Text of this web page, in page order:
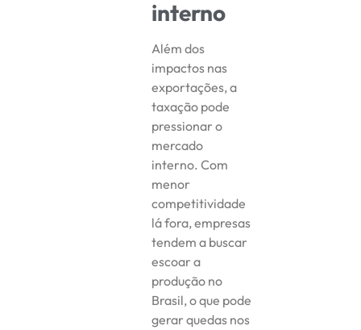
interno
Além dos
impactos nas
exportações, a
taxação pode
pressionar o
mercado
interno. Com
menor
competitividade
lá fora, empresas
tendem a buscar
escoar a
produção no
Brasil, o que pode
gerar quedas nos